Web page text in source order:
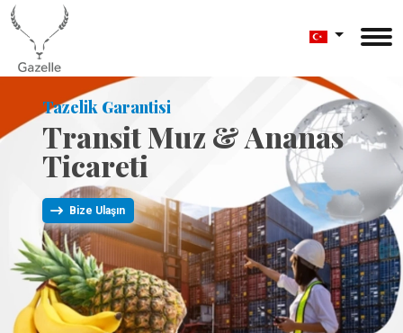
Tazelik Garantisi
Transit Muz & Ananas
Ticareti
Bize Ulaşın